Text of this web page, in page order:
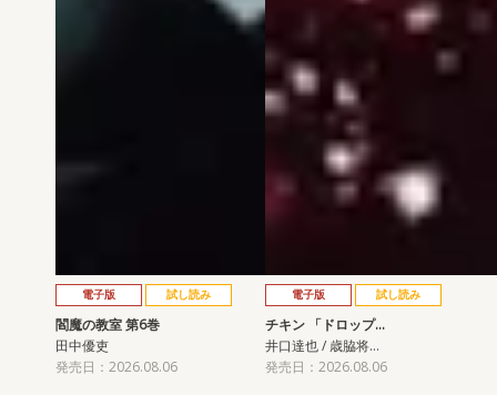
電子版 試し読み
閻魔の教室 第6巻
田中優吏
発売日：2026.08.06
電子版 試し読み
チキン 「ドロップ…
井口達也 / 歳脇将…
発売日：2026.08.06